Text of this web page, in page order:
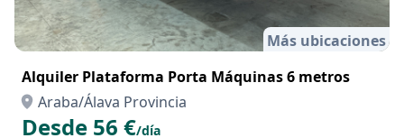
Más ubicaciones
Alquiler Plataforma Porta Máquinas 6 metros
Araba/Álava Provincia
Desde 56 €/día